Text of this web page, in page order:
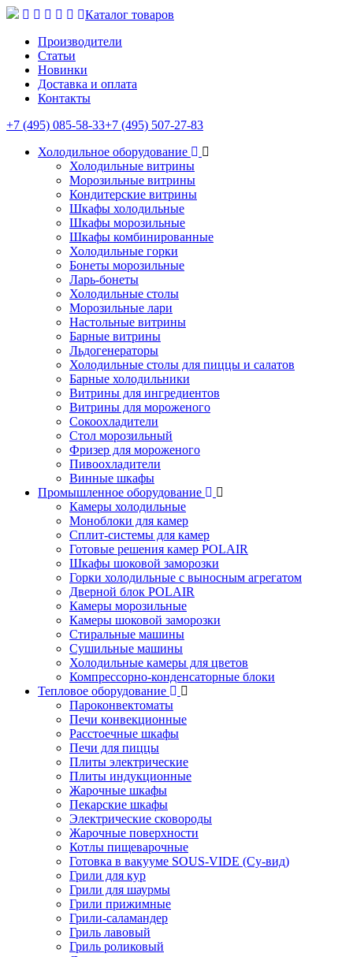
Каталог товаров
Производители
Статьи
Новинки
Доставка и оплата
Контакты
+7 (495) 085-58-33+7 (495) 507-27-83
Холодильное оборудование
Холодильные витрины
Морозильные витрины
Кондитерские витрины
Шкафы холодильные
Шкафы морозильные
Шкафы комбинированные
Холодильные горки
Бонеты морозильные
Ларь-бонеты
Холодильные столы
Морозильные лари
Настольные витрины
Барные витрины
Льдогенераторы
Холодильные столы для пиццы и салатов
Барные холодильники
Витрины для ингредиентов
Витрины для мороженого
Сокоохладители
Стол морозильный
Фризер для мороженого
Пивоохладители
Винные шкафы
Промышленное оборудование
Камеры холодильные
Моноблоки для камер
Сплит-системы для камер
Готовые решения камер POLAIR
Шкафы шоковой заморозки
Горки холодильные с выносным агрегатом
Дверной блок POLAIR
Камеры морозильные
Камеры шоковой заморозки
Стиральные машины
Сушильные машины
Холодильные камеры для цветов
Компрессорно-конденсаторные блоки
Тепловое оборудование
Пароконвектоматы
Печи конвекционные
Расстоечные шкафы
Печи для пиццы
Плиты электрические
Плиты индукционные
Жарочные шкафы
Пекарские шкафы
Электрические сковороды
Жарочные поверхности
Котлы пищеварочные
Готовка в вакууме SOUS-VIDE (Су-вид)
Грили для кур
Грили для шаурмы
Грили прижимные
Грили-саламандер
Гриль лавовый
Гриль роликовый